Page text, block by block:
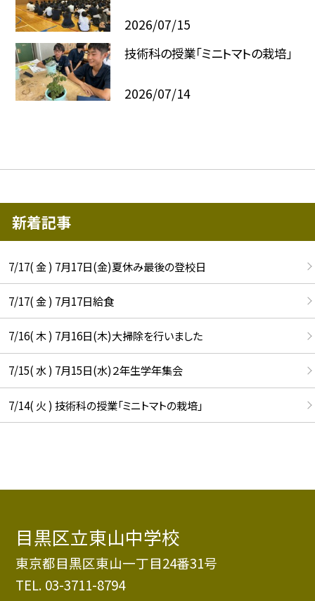
2026/07/15
技術科の授業「ミニトマトの栽培」
2026/07/14
新着記事
7/17( 金 ) 7月17日(金)夏休み最後の登校日
7/17( 金 ) 7月17日給食
7/16( 木 ) 7月16日(木)大掃除を行いました
7/15( 水 ) 7月15日(水)２年生学年集会
7/14( 火 ) 技術科の授業「ミニトマトの栽培」
目黒区立東山中学校
東京都目黒区東山一丁目24番31号
TEL. 03-3711-8794